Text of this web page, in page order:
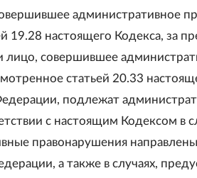
административное
19.28 настоящего Кодекса, за
лицо, совершившее
статьей 20.33
подлежат
с настоящим Кодексом в
правонарушения
а также в случаях,